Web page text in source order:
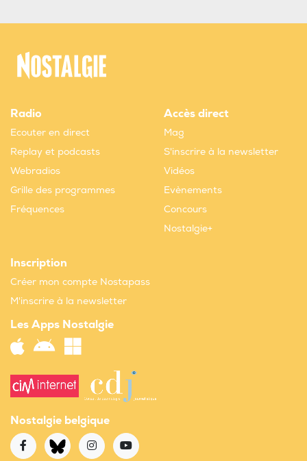
Radio
Ecouter en direct
Replay et podcasts
Webradios
Grille des programmes
Fréquences
Accès direct
Mag
S'inscrire à la newsletter
Vidéos
Evènements
Concours
Nostalgie+
Inscription
Créer mon compte Nostapass
M'inscrire à la newsletter
Les Apps Nostalgie
Nostalgie belgique